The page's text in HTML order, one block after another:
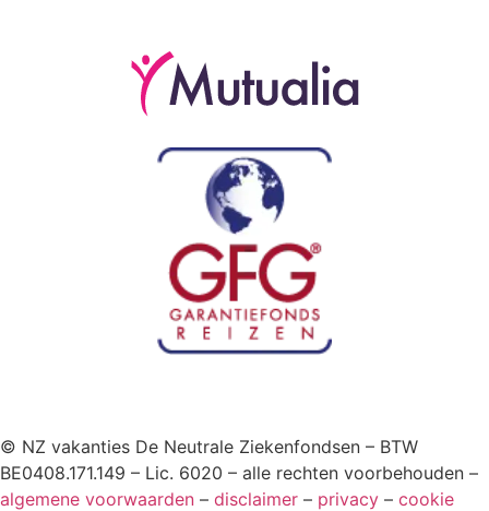
© NZ vakanties De Neutrale Ziekenfondsen – BTW
BE0408.171.149 – Lic. 6020 – alle rechten voorbehouden –
algemene voorwaarden – disclaimer – privacy – cookie